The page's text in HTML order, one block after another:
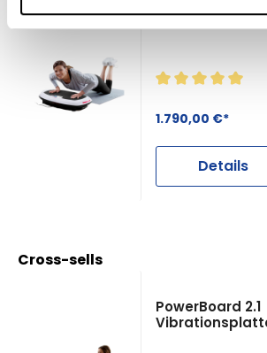
1.790,00 €*
Details
Produktgalerie überspringen
Cross-sells
PowerBoard 2.1